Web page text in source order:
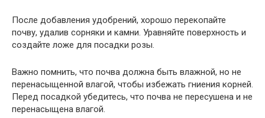
После добавления удобрений, хорошо перекопайте
почву, удалив сорняки и камни. Уравняйте поверхность и
создайте ложе для посадки розы.
Важно помнить, что почва должна быть влажной, но не
перенасыщенной влагой, чтобы избежать гниения корней.
Перед посадкой убедитесь, что почва не пересушена и не
перенасыщена влагой.